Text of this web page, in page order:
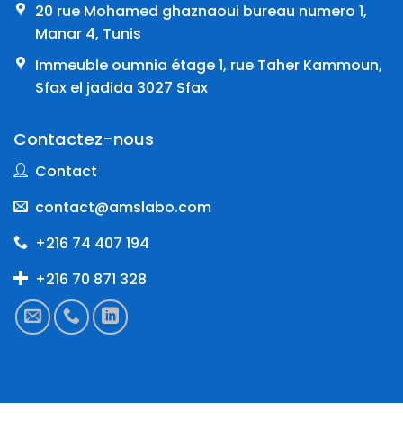
20 rue Mohamed ghaznaoui bureau numero 1,
Manar 4, Tunis
Immeuble oumnia étage 1, rue Taher Kammoun,
Sfax el jadida 3027 Sfax
Contactez-nous
Contact
contact@amslabo.com
+216 74 407 194
+216 70 871 328